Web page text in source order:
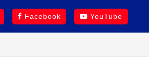
Facebook YouTube